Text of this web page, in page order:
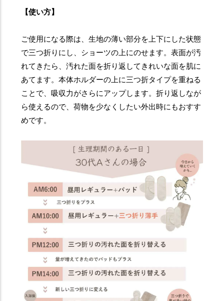
【使い方】
ご使用になる際は、生地の薄い部分を上下にした状態
で三つ折りにし、ショーツの上にのせます。表面が汚
れてきたら、汚れた面を折り返してきれいな面を肌に
あてます。本体ホルダーの上に三つ折タイプを重ねる
ことで、吸収力がさらにアップします。折り返しなが
ら使えるので、荷物を少なくしたい外出時にもおすす
めです。